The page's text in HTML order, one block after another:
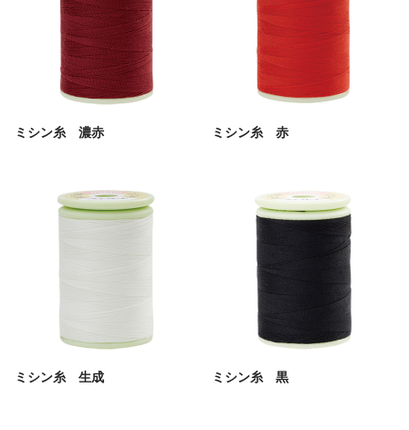
ミシン糸 濃赤 ミシン糸 赤
ミシン糸 生成 ミシン糸 黒